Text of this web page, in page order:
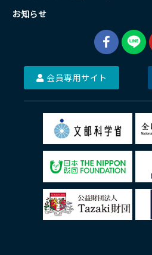
お知らせ
会員専用サイト